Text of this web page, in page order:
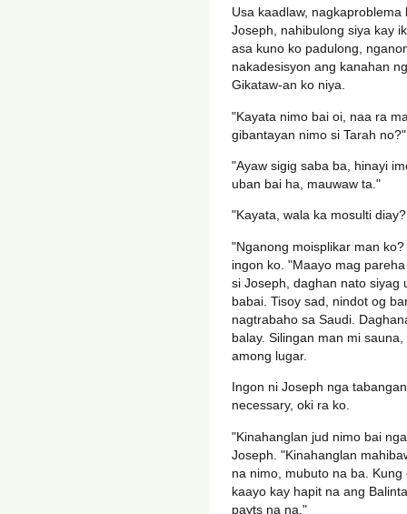
Usa kaadlaw,
Joseph, nahibulong siya kay
asa kuno ko padulong,
nakadesisyon ang kanahan
Gikataw-an ko niya.
"Kayata nimo bai oi, naa ra
gibantayan nimo si Tarah no?"
"Ayaw sigig saba ba, hinayi
uban bai ha, mauwaw ta."
"Kayata, wala ka mosulti
"Nganong moisplikar man
ingon ko. "Maayo mag
si Joseph, daghan nato siyag
babai. Tisoy sad, nindot og
nagtrabaho sa Saudi.
balay. Silingan man mi
among lugar.
Ingon ni Joseph nga
necessary, oki ra ko.
"Kinahanglan jud nimo bai
Joseph. "Kinahanglan
na nimo, mubuto na ba.
kaayo kay hapit na ang
payts na na."